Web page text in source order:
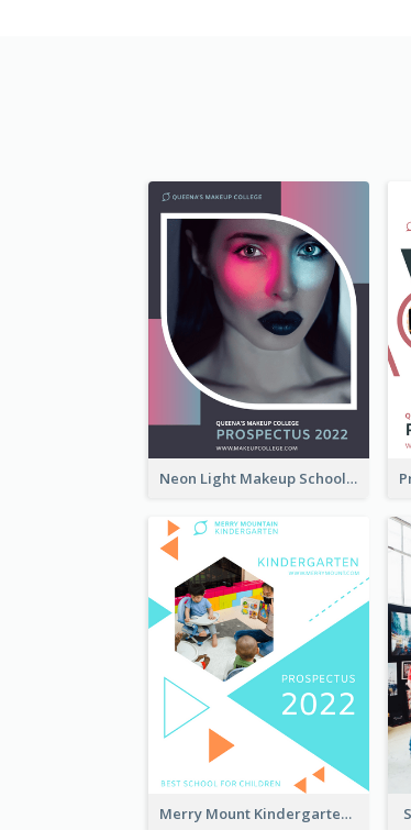
Neon Light Makeup School Prospectus
Merry Mount Kindergarten Prospectus